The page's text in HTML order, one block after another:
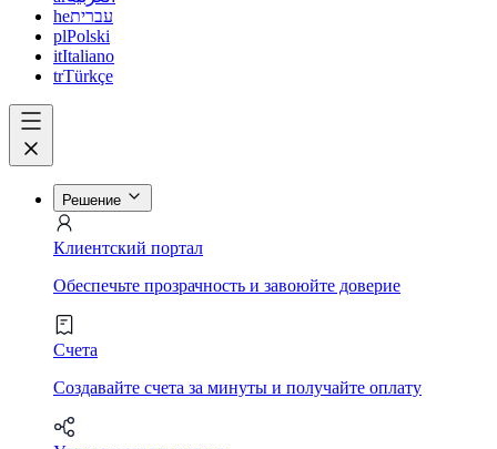
heעברית
plPolski
itItaliano
trTürkçe
Решение
Клиентский портал
Обеспечьте прозрачность и завоюйте доверие
Счета
Создавайте счета за минуты и получайте оплату